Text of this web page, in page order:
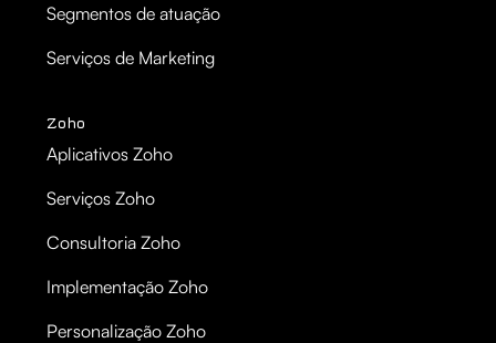
Segmentos de atuação
Serviços de Marketing
Zoho
Aplicativos Zoho
Serviços Zoho
Consultoria Zoho
Implementação Zoho
Personalização Zoho